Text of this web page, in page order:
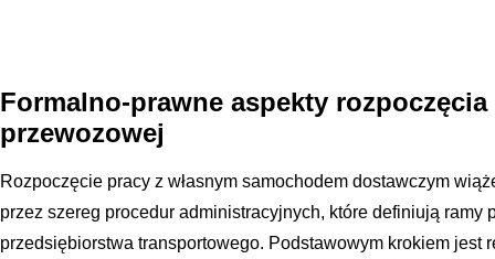
Formalno-prawne aspekty rozpoczęcia
przewozowej
Rozpoczęcie pracy z własnym samochodem dostawczym
przez szereg procedur administracyjnych, które definiują ramy
przedsiębiorstwa transportowego. Podstawowym krokiem jest